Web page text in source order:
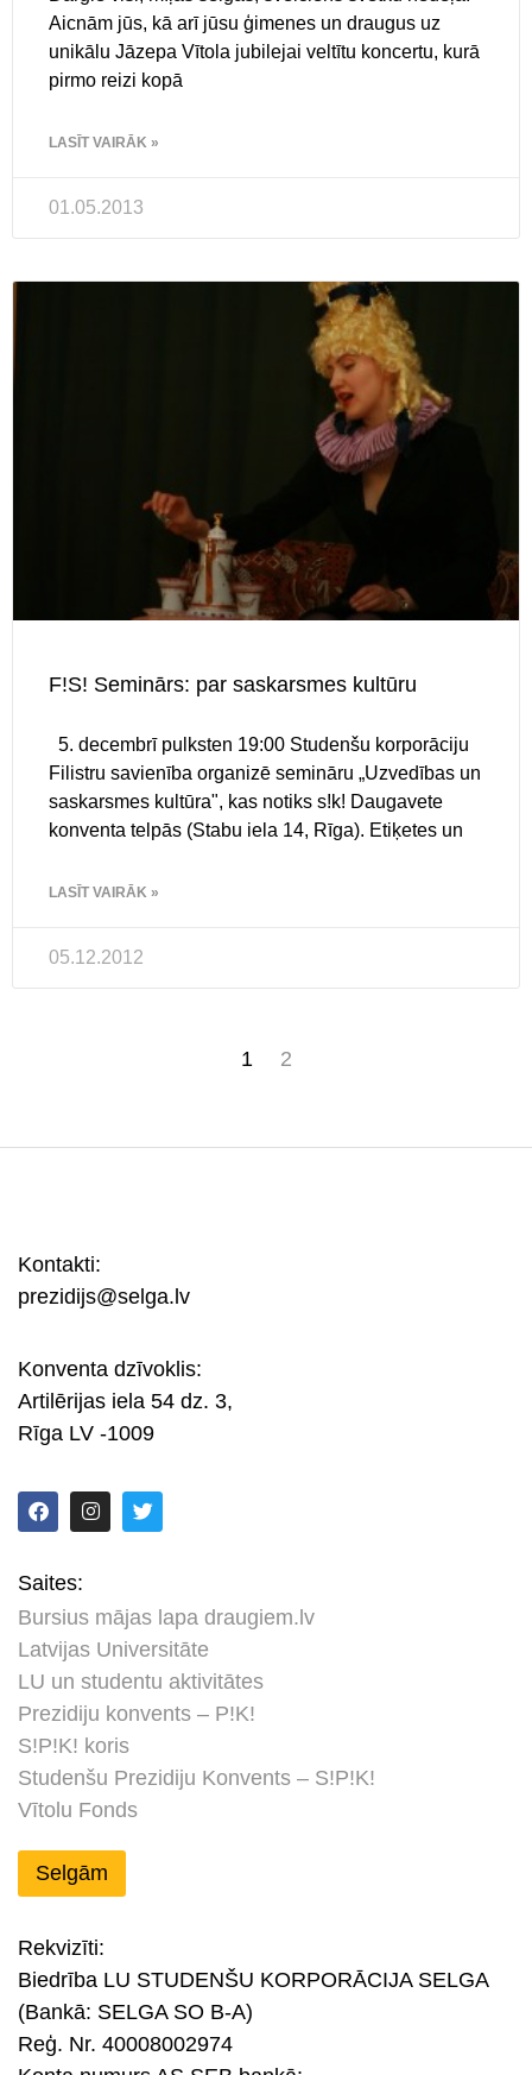
Aicnām jūs, kā arī jūsu ģimenes un draugus uz
unikālu Jāzepa Vītola jubilejai veltītu koncertu, kurā
pirmo reizi kopā
LASĪT VAIRĀK »
01.05.2013
F!S! Seminārs: par saskarsmes kultūru
5. decembrī pulksten 19:00 Studenšu korporāciju
Filistru savienība organizē semināru „Uzvedības un
saskarsmes kultūra", kas notiks s!k! Daugavete
konventa telpās (Stabu iela 14, Rīga). Etiķetes un
LASĪT VAIRĀK »
05.12.2012
1 2
Kontakti:
prezidijs@selga.lv
Konventa dzīvoklis:
Artilērijas iela 54 dz. 3,
Rīga LV -1009
Saites:
Bursius mājas lapa draugiem.lv
Latvijas Universitāte
LU un studentu aktivitātes
Prezidiju konvents – P!K!
S!P!K! koris
Studenšu Prezidiju Konvents – S!P!K!
Vītolu Fonds
Selgām
Rekvizīti:
Biedrība LU STUDENŠU KORPORĀCIJA SELGA
(Bankā: SELGA SO B-A)
Reģ. Nr. 40008002974